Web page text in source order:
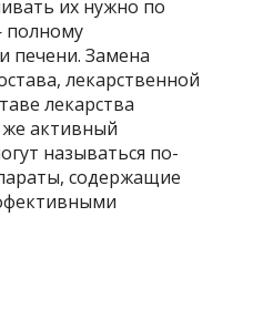
их нужно по
полному
печени. Замена
лекарственной
лекарства
же активный
называться по-
содержащие